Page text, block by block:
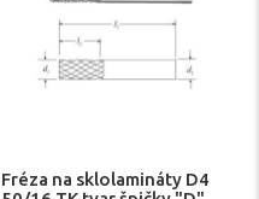
Fréza na sklolamináty D4